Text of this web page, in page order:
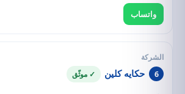
واتساب
6 حكايه كلين ✓ موثّق